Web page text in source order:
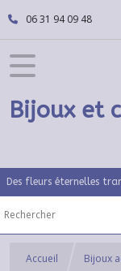
06 31 94 09 48
Bijoux et
Des fleurs éternelles
Accueil Bijoux